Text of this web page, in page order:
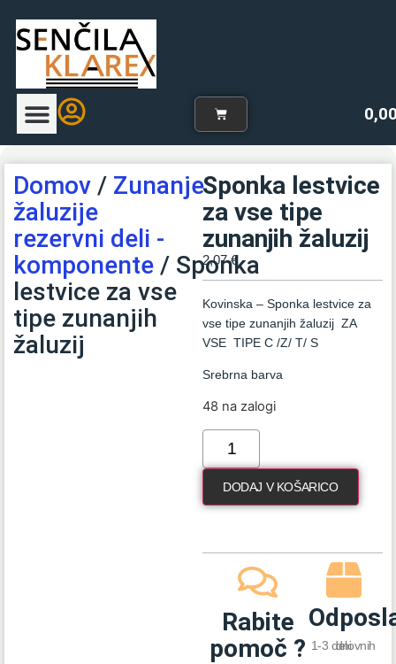
Domov / Zunanje
žaluzije
rezervni deli -
komponente / Sponka
lestvice za vse
tipe zunanjih
žaluzij
Sponka lestvice
za vse tipe
zunanjih žaluzij
2,07€
Kovinska – Sponka lestvice za
vse tipe zunanjih žaluzij ZA
VSE TIPE C /Z/ T/ S
Srebrna barva
48 na zalogi
DODAJ V KOŠARICO
Rabite
pomoč ?
1-3 delovnih dni